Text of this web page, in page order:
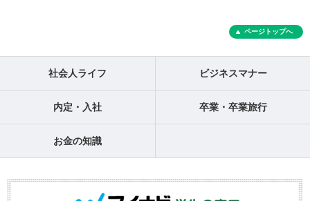
ページトップへ
社会人ライフ ビジネスマナー
内定・入社 卒業・卒業旅行
お金の知識